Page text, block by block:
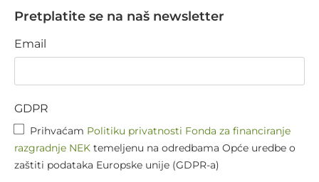
Pretplatite se na naš newsletter
Email
GDPR
Prihvaćam Politiku privatnosti Fonda za financiranje
razgradnje NEK temeljenu na odredbama Opće uredbe o
zaštiti podataka Europske unije (GDPR-a)